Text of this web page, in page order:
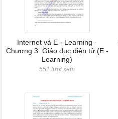
Internet và E - Learning -
Chương 3: Giáo dục điện tử (E -
Learning)
551 lượt xem